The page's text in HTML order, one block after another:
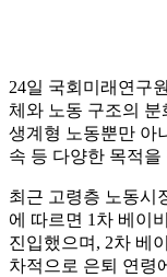
24일 국회미래연구
체와 노동 구조의 분
생계형 노동뿐만 아
속 등 다양한 목적
최근 고령층 노동시
에 따르면 1차 베이
진입했으며, 2차 베
차적으로 은퇴 연령